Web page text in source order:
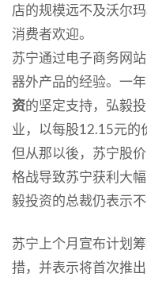
店的规模远不及沃尔
消费者欢迎。
苏宁通过电子商务网
器外产品的经验。一
资的坚定支持，弘毅
业，以每股12.15元的
但从那以後，苏宁股
格战导致苏宁获利大
毅投资的总裁仍表示不
苏宁上个月宣布计划
措，并表示将首次推